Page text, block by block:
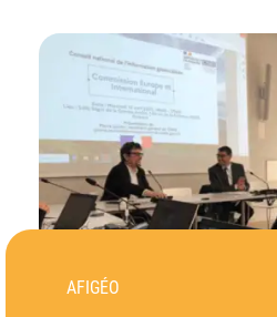
AFIGÉO